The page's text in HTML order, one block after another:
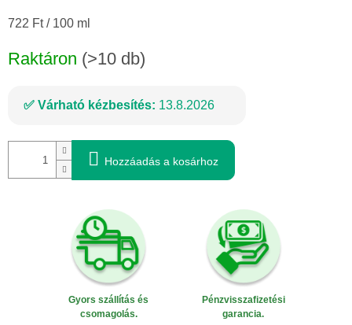
Egységár:
722 Ft / 100 ml
Raktáron (>10 db)
Várható kézbesítés: 13.8.2026
Hozzáadás a kosárhoz
Gyors szállítás és
csomagolás.
Pénzvisszafizetési
garancia.